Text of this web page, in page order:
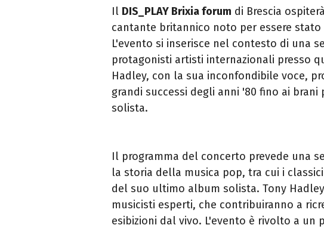
Il DIS_PLAY Brixia forum di Brescia
cantante britannico noto per essere
L'evento si inserisce nel contesto di una
protagonisti artisti internazionali presso
Hadley, con la sua inconfondibile voce,
grandi successi degli anni '80 fino ai
solista.
Il programma del concerto prevede una
la storia della musica pop, tra cui i
del suo ultimo album solista. Tony
musicisti esperti, che contribuiranno a
esibizioni dal vivo. L'evento è rivolto a un